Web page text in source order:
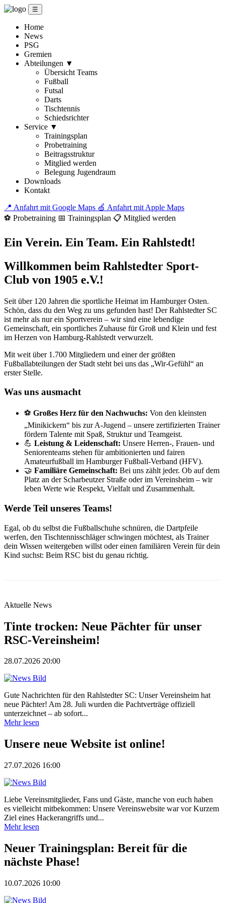
☰
Home
News
PSG
Gremien
Abteilungen ▼
Übersicht Teams
Fußball
Futsal
Darts
Tischtennis
Schiedsrichter
Service ▼
Trainingsplan
Probetraining
Beitragsstruktur
Mitglied werden
Belegung Jugendraum
Downloads
Kontakt
📍 Anfahrt mit Google Maps 🍏 Anfahrt mit Apple Maps
⚽ Probetraining 📅 Trainingsplan 📋 Mitglied werden
Ein Verein. Ein Team. Ein Rahlstedt!
Willkommen beim Rahlstedter Sport-
Club von 1905 e.V.!
Seit über 120 Jahren die sportliche Heimat im Hamburger Osten.
Schön, dass du den Weg zu uns gefunden hast! Der Rahlstedter SC
ist mehr als nur ein Sportverein – wir sind eine lebendige
Gemeinschaft, ein sportliches Zuhause für Groß und Klein und fest
im Herzen von Hamburg-Rahlstedt verwurzelt.
Mit weit über 1.700 Mitgliedern und einer der größten
Fußballabteilungen der Stadt steht bei uns das „Wir-Gefühl“ an
erster Stelle.
Was uns ausmacht
⚽ Großes Herz für den Nachwuchs: Von den kleinsten
„Minikickern“ bis zur A-Jugend – unsere zertifizierten Trainer
fördern Talente mit Spaß, Struktur und Teamgeist.
💪 Leistung & Leidenschaft: Unsere Herren-, Frauen- und
Seniorenteams stehen für ambitionierten und fairen
Amateurfußball im Hamburger Fußball-Verband (HFV).
🤝 Familiäre Gemeinschaft: Bei uns zählt jeder. Ob auf dem
Platz an der Scharbeutzer Straße oder im Vereinsheim – wir
leben Werte wie Respekt, Vielfalt und Zusammenhalt.
Werde Teil unseres Teams!
Egal, ob du selbst die Fußballschuhe schnüren, die Dartpfeile
werfen, den Tischtennisschläger schwingen möchtest, als Trainer
dein Wissen weitergeben willst oder einen familiären Verein für dein
Kind suchst: Beim RSC bist du genau richtig.
Aktuelle News
Tinte trocken: Neue Pächter für unser
RSC-Vereinsheim!
28.07.2026 20:00
Gute Nachrichten für den Rahlstedter SC: Unser Vereinsheim hat
neue Pächter! Am 28. Juli wurden die Pachtverträge offiziell
unterzeichnet – ab sofort...
Mehr lesen
Unsere neue Website ist online!
27.07.2026 16:00
Liebe Vereinsmitglieder, Fans und Gäste, manche von euch haben
es vielleicht mitbekommen: Unsere Vereinswebsite war vor Kurzem
Ziel eines Hackerangriffs und...
Mehr lesen
Neuer Trainingsplan: Bereit für die
nächste Phase!
10.07.2026 10:00